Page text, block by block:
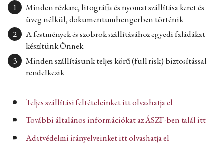
Minden rézkarc, litográfia és nyomat szállítása keret és
üveg nélkül, dokumentumhengerben történik
A festmények és szobrok szállításához egyedi faládákat
készítünk Önnek
Minden szállításunk teljes körű (full risk) biztosítással
rendelkezik
Teljes szállítási feltételeinket itt olvashatja el
További általános információkat az ÁSZF-ben talál itt
Adatvédelmi irányelveinket itt olvashatja el